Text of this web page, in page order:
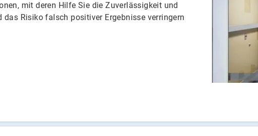
mit deren Hilfe Sie die Zuverlässigkeit und
Risiko falsch positiver Ergebnisse verringern